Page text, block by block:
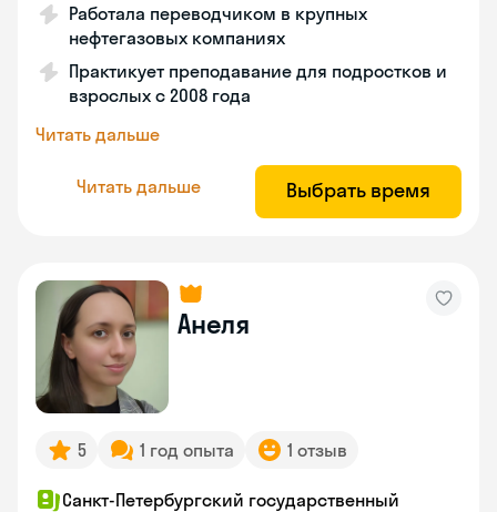
Работала переводчиком в крупных
нефтегазовых компаниях
Практикует преподавание для подростков и
взрослых с 2008 года
Читать дальше
Читать дальше Выбрать время
Анеля
5 1 год опыта 1 отзыв
Санкт-Петербургский государственный